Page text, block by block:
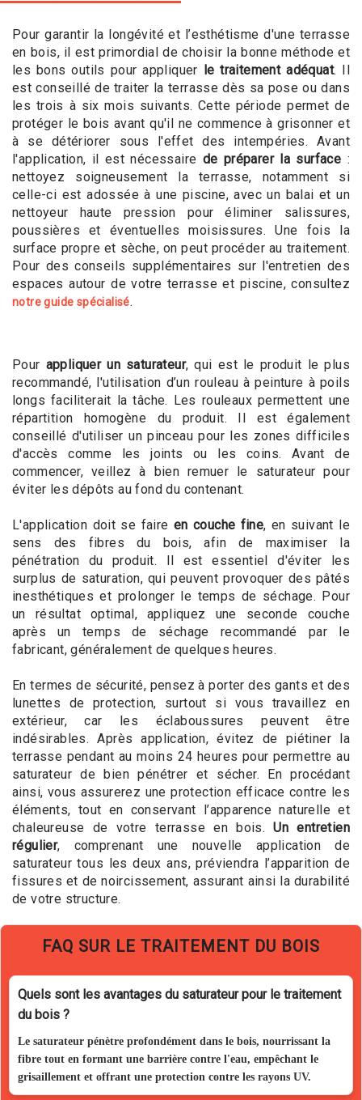
Pour garantir la longévité et l’esthétisme d'une terrasse
en bois, il est primordial de choisir la bonne méthode et
les bons outils pour appliquer le traitement adéquat. Il
est conseillé de traiter la terrasse dès sa pose ou dans
les trois à six mois suivants. Cette période permet de
protéger le bois avant qu'il ne commence à grisonner et
à se détériorer sous l'effet des intempéries. Avant
l'application, il est nécessaire de préparer la surface :
nettoyez soigneusement la terrasse, notamment si
celle-ci est adossée à une piscine, avec un balai et un
nettoyeur haute pression pour éliminer salissures,
poussières et éventuelles moisissures. Une fois la
surface propre et sèche, on peut procéder au traitement.
Pour des conseils supplémentaires sur l'entretien des
espaces autour de votre terrasse et piscine, consultez
notre guide spécialisé.
Pour appliquer un saturateur, qui est le produit le plus
recommandé, l'utilisation d’un rouleau à peinture à poils
longs faciliterait la tâche. Les rouleaux permettent une
répartition homogène du produit. Il est également
conseillé d'utiliser un pinceau pour les zones difficiles
d'accès comme les joints ou les coins. Avant de
commencer, veillez à bien remuer le saturateur pour
éviter les dépôts au fond du contenant.
L'application doit se faire en couche fine, en suivant le
sens des fibres du bois, afin de maximiser la
pénétration du produit. Il est essentiel d'éviter les
surplus de saturation, qui peuvent provoquer des pâtés
inesthétiques et prolonger le temps de séchage. Pour
un résultat optimal, appliquez une seconde couche
après un temps de séchage recommandé par le
fabricant, généralement de quelques heures.
En termes de sécurité, pensez à porter des gants et des
lunettes de protection, surtout si vous travaillez en
extérieur, car les éclaboussures peuvent être
indésirables. Après application, évitez de piétiner la
terrasse pendant au moins 24 heures pour permettre au
saturateur de bien pénétrer et sécher. En procédant
ainsi, vous assurerez une protection efficace contre les
éléments, tout en conservant l’apparence naturelle et
chaleureuse de votre terrasse en bois.Un entretien
régulier, comprenant une nouvelle application de
saturateur tous les deux ans, préviendra l’apparition de
fissures et de noircissement, assurant ainsi la durabilité
de votre structure.
FAQ SUR LE TRAITEMENT DU BOIS
Quels sont les avantages du saturateur pour le traitement
du bois ?
Le saturateur pénètre profondément dans le bois, nourrissant la
fibre tout en formant une barrière contre l'eau, empêchant le
grisaillement et offrant une protection contre les rayons UV.